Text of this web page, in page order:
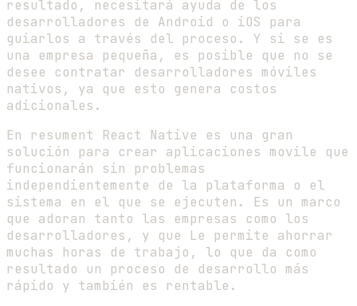
resultado, necesitará ayuda de los
desarrolladores de Android o iOS para
guiarlos a través del proceso. Y si se es
una empresa pequeña, es posible que no se
desee contratar desarrolladores móviles
nativos, ya que esto genera costos
adicionales.
En resument React Native es una gran
solución para crear aplicaciones movile que
funcionarán sin problemas
independientemente de la plataforma o el
sistema en el que se ejecuten. Es un marco
que adoran tanto las empresas como los
desarrolladores, y que Le permite ahorrar
muchas horas de trabajo, lo que da como
resultado un proceso de desarrollo más
rápido y también es rentable.